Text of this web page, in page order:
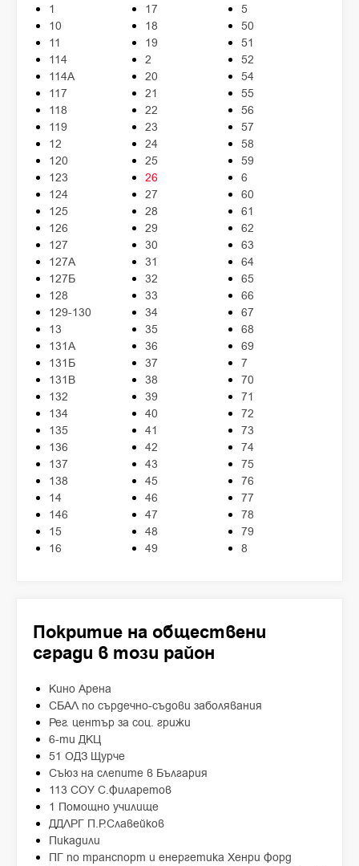
1
10
11
114
114А
117
118
119
12
120
123
124
125
126
127
127А
127Б
128
129-130
13
131А
131Б
131В
132
134
135
136
137
138
14
146
15
16
17
18
19
2
20
21
22
23
24
25
26
27
28
29
30
31
32
33
34
35
36
37
38
39
40
41
42
43
45
46
47
48
49
5
50
51
52
54
55
56
57
58
59
6
60
61
62
63
64
65
66
67
68
69
7
70
71
72
73
74
75
76
77
78
79
8
Покритие на обществени
сгради в този район
Кино Арена
СБАЛ по сърдечно-съдови заболявания
Рег. център за соц. грижи
6-ти ДКЦ
51 ОДЗ Щурче
Съюз на слепите в България
113 СОУ С.Филаретов
1 Помощно училище
ДДЛРГ П.Р.Славейков
Пикадили
ПГ по транспорт и енергетика Хенри Форд